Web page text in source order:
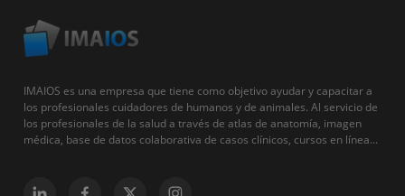
IMAIOS es una empresa que tiene como objetivo ayudar y capacitar a
los profesionales cuidadores de humanos y de animales. Al servicio de
los profesionales de la salud a través de atlas de anatomía, imagen
médica, base de datos colaborativa de casos clínicos, cursos en línea...